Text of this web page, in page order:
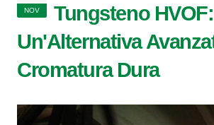
NOV
Tungsteno HVOF:
Un'Alternativa
Cromatura Dura